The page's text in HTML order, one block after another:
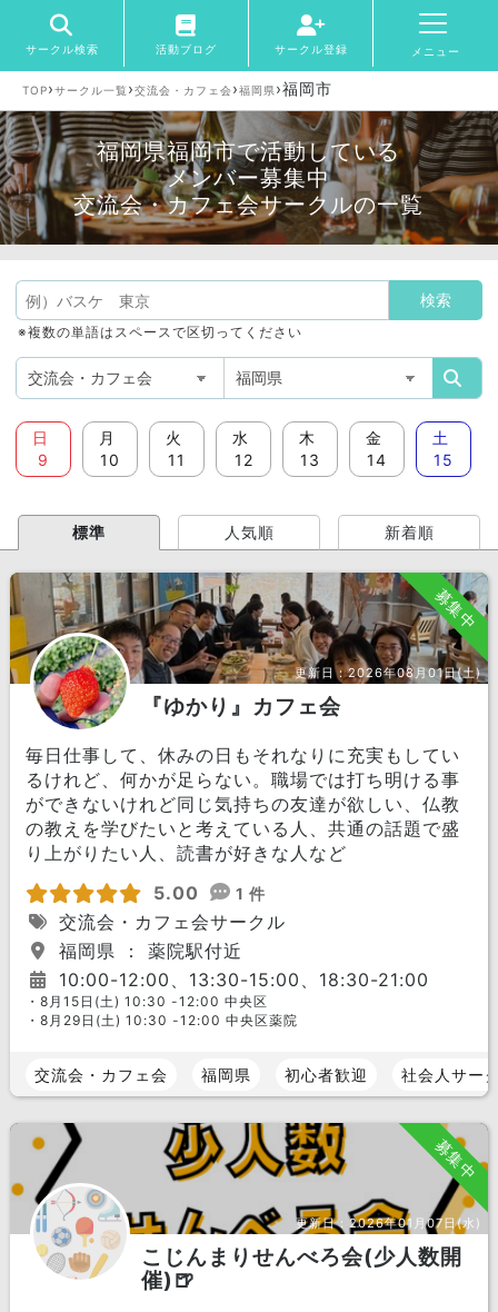
サークル検索 活動ブログ サークル登録 メニュー
TOP›サークル一覧 ›交流会・カフェ会›福岡県›福岡市
福岡県福岡市で活動している
メンバー募集中
交流会・カフェ会サークルの一覧
※複数の単語はスペースで区切ってください
日
9
月
10
火
11
水
12
木
13
金
14
土
15
標準 人気順 新着順
募集中
更新日：2026年08月01日(土)
『ゆかり』カフェ会
毎日仕事して、休みの日もそれなりに充実もしてい
るけれど、何かが足らない。職場では打ち明ける事
ができないけれど同じ気持ちの友達が欲しい、仏教
の教えを学びたいと考えている人、共通の話題で盛
り上がりたい人、読書が好きな人など
5.00
1 件
交流会・カフェ会サークル
福岡県 ： 薬院駅付近
10:00-12:00、13:30-15:00、18:30-21:00
・8月15日(土) 10:30 -12:00 中央区
・8月29日(土) 10:30 -12:00 中央区薬院
交流会・カフェ会 福岡県 初心者歓迎 社会人サー
募集中
更新日：2026年01月07日(水)
こじんまりせんべろ会(少人数開
催)🍺